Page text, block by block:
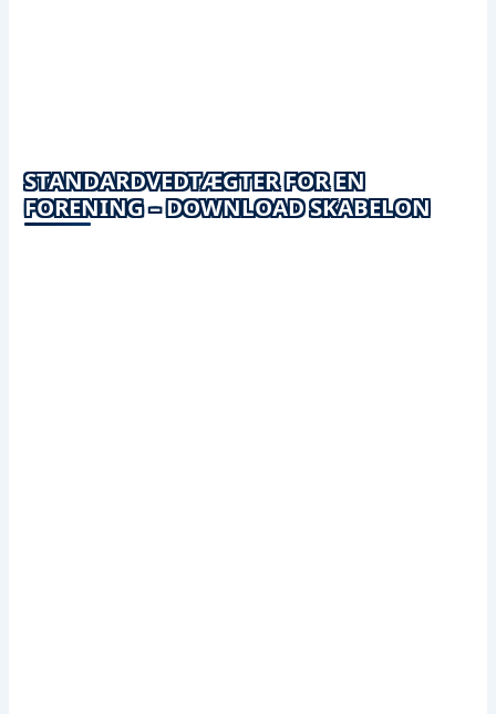
STANDARDVEDTÆGTER FOR EN
FORENING – DOWNLOAD SKABELON